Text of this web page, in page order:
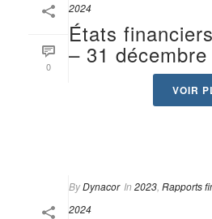
0
2024
États
– 31
VOIR
ByDynacor In 2023 Rapports
2024